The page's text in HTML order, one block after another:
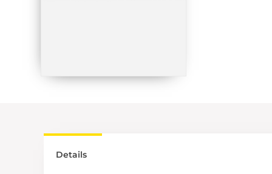
Details